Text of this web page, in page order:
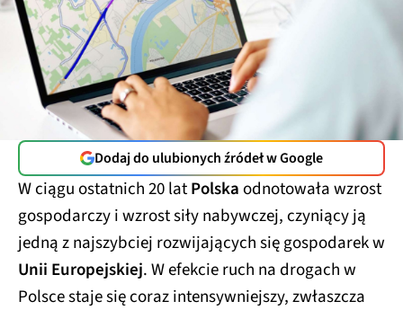
Dodaj do ulubionych źródeł w Google
W ciągu ostatnich 20 latPolskaodnotowała wzrost
gospodarczy i wzrost siły nabywczej, czyniący ją
jedną z najszybciej rozwijających się gospodarek w
Unii Europejskiej. W efekcie ruch na drogach w
Polsce staje się coraz intensywniejszy, zwłaszcza